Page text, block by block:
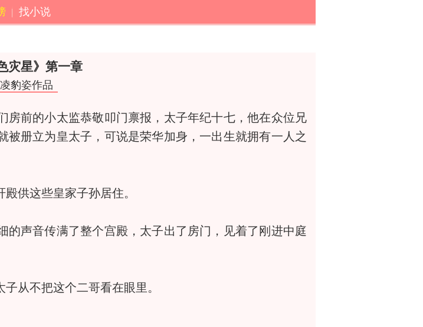
找小说
灾星》 第一章
凌豹姿作品
前的小太监恭敬叩门禀报，太子年纪十七，他在众位兄
被册立为皇太子，可说是荣华加身，一出生就拥有一人之
供这些皇家子孙居住。
声音传满了整个宫殿，太子出了房门，见着了刚进中庭
从不把这个二哥看在眼里。